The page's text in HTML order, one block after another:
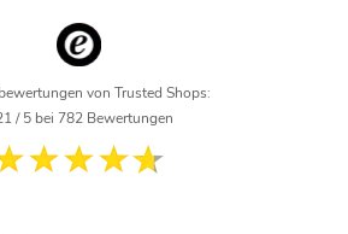
von Trusted Shops:
/ 5 bei 782 Bewertungen